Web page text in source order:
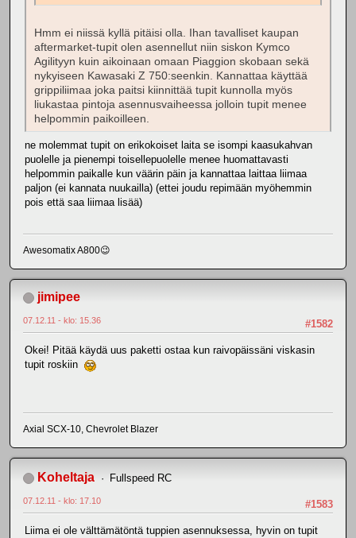
Hmm ei niissä kyllä pitäisi olla. Ihan tavalliset kaupan
aftermarket-tupit olen asennellut niin siskon Kymco
Agilityyn kuin aikoinaan omaan Piaggion skobaan sekä
nykyiseen Kawasaki Z 750:seenkin. Kannattaa käyttää
grippiliimaa joka paitsi kiinnittää tupit kunnolla myös
liukastaa pintoja asennusvaiheessa jolloin tupit menee
helpommin paikoilleen.
ne molemmat tupit on erikokoiset laita se isompi kaasukahvan
puolelle ja pienempi toisellepuolelle menee huomattavasti
helpommin paikalle kun väärin päin ja kannattaa laittaa liimaa
paljon (ei kannata nuukailla) (ettei joudu repimään myöhemmin
pois että saa liimaa lisää)
Awesomatix A800😉
jimipee
#1582
07.12.11 - klo: 15.36
Okei! Pitää käydä uus paketti ostaa kun raivopäissäni viskasin
tupit roskiin
Axial SCX-10, Chevrolet Blazer
Koheltaja Fullspeed RC
#1583
07.12.11 - klo: 17.10
Liima ei ole välttämätöntä tuppien asennuksessa, hyvin on tupit